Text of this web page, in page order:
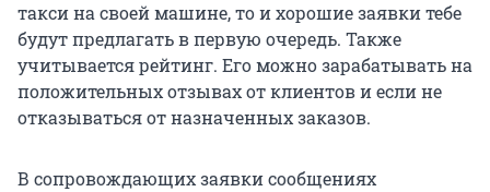
такси на своей машине, то и хорошие заявки тебе
будут предлагать в первую очередь. Также
учитывается рейтинг. Его можно зарабатывать на
положительных отзывах от клиентов и если не
отказываться от назначенных заказов.
В сопровождающих заявки сообщениях